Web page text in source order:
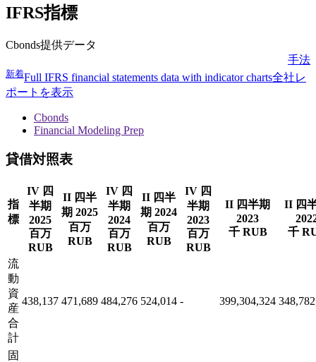
IFRS指標
Cbonds提供データ
手法
新着Full IFRS financial statements data with indicator charts全社レ
ポートを表示
Cbonds
Financial Modeling Prep
貸借対照表
指
標
IV 四
半期
2025
百万
RUB
II 四半
期 2025
百万
RUB
IV 四
半期
2024
百万
RUB
II 四半
期 2024
百万
RUB
IV 四
半期
2023
百万
RUB
II 四半期
2023
千 RUB
II 四
千
流
動
資
産
合
計
438,137 471,689 484,276 524,014 - 399,304,324
固